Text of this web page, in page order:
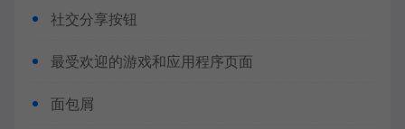
社交分享按钮
最受欢迎的游戏和应用程序页面
面包屑